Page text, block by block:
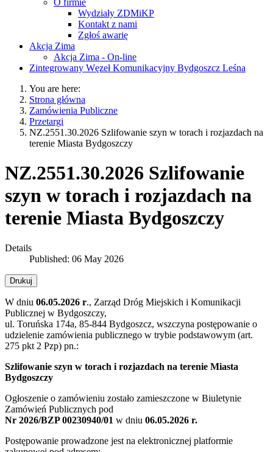
Wydziały ZDMiKP
Kontakt z nami
Zgłoś awarię
Akcja Zima
Akcja Zima - On-line
Zintegrowany Węzeł Komunikacyjny Bydgoszcz Leśna
You are here:
Strona główna
Zamówienia Publiczne
Przetargi
NZ.2551.30.2026 Szlifowanie szyn w torach i rozjazdach na
terenie Miasta Bydgoszczy
NZ.2551.30.2026 Szlifowanie
szyn w torach i rozjazdach na
terenie Miasta Bydgoszczy
Details
Published: 06 May 2026
Drukuj
W dniu 06.05.2026 r., Zarząd Dróg Miejskich i Komunikacji
Publicznej w Bydgoszczy,
ul. Toruńska 174a, 85-844 Bydgoszcz, wszczyna postępowanie o
udzielenie zamówienia publicznego w trybie podstawowym (art.
275 pkt 2 Pzp) pn.:
Szlifowanie szyn w torach i rozjazdach na terenie Miasta
Bydgoszczy
Ogłoszenie o zamówieniu zostało zamieszczone w Biuletynie
Zamówień Publicznych pod
Nr 2026/BZP 00230940/01 w dniu 06.05.2026 r.
Postępowanie prowadzone jest na elektronicznej platformie